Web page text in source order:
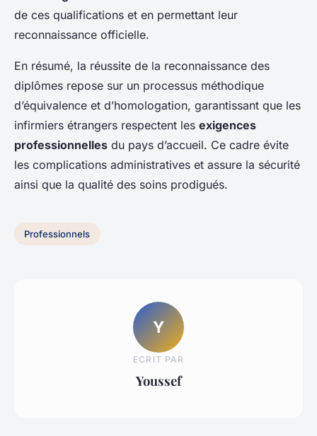
de ces qualifications et en permettant leur
reconnaissance officielle.
En résumé, la réussite de la reconnaissance des
diplômes repose sur un processus méthodique
d’équivalence et d’homologation, garantissant que les
infirmiers étrangers respectent les exigences
professionnelles du pays d’accueil. Ce cadre évite
les complications administratives et assure la sécurité
ainsi que la qualité des soins prodigués.
Professionnels
Y
ECRIT PAR
Youssef